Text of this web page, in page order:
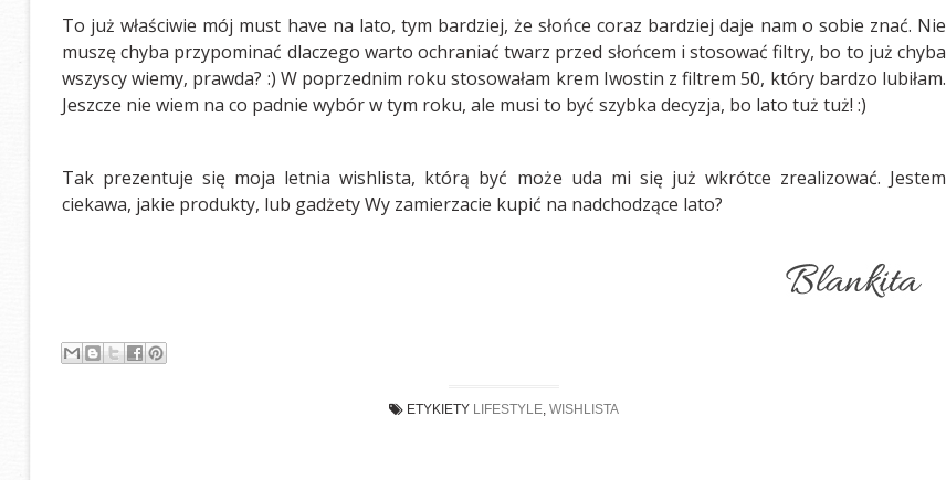
To już właściwie mój must have na lato, tym bardziej, że słońce coraz bardziej daje nam o sobie znać. Nie
muszę chyba przypominać dlaczego warto ochraniać twarz przed słońcem i stosować filtry, bo to już chyba
wszyscy wiemy, prawda? :) W poprzednim roku stosowałam krem Iwostin z filtrem 50, który bardzo lubiłam.
Jeszcze nie wiem na co padnie wybór w tym roku, ale musi to być szybka decyzja, bo lato tuż tuż! :)
Tak prezentuje się moja letnia wishlista, którą być może uda mi się już wkrótce zrealizować. Jestem
ciekawa, jakie produkty, lub gadżety Wy zamierzacie kupić na nadchodzące lato?
ETYKIETY LIFESTYLE WISHLISTA